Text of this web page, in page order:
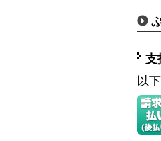
支
以